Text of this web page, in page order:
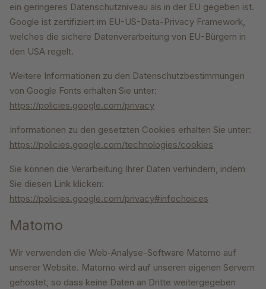
ein geringeres Datenschutzniveau als in der EU gegeben ist.
Google ist zertifiziert im EU-US-Data-Privacy Framework,
welches die sichere Datenverarbeitung von EU-Bürgern in
den USA regelt.
Weitere Informationen zu den Datenschutzbestimmungen
von Google Fonts erhalten Sie unter:
https://policies.google.com/privacy
Informationen zu den gesetzten Cookies erhalten Sie unter:
https://policies.google.com/technologies/cookies
Sie können die Verarbeitung Ihrer Daten verhindern, indem
Sie diesen Link klicken:
https://policies.google.com/privacy#infochoices
Matomo
Wir verwenden die Web-Analyse-Software Matomo auf
unserer Website. Matomo wird auf unseren eigenen Servern
gehostet, so dass keine Daten an Dritte weitergegeben